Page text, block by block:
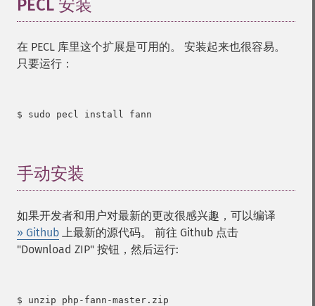
PECL 安装
在 PECL 库里这个扩展是可用的。 安装起来也很容易。
只要运行：
$ sudo pecl install fann
手动安装
如果开发者和用户对最新的更改很感兴趣，可以编译
» Github 上最新的源代码。 前往 Github 点击
"Download ZIP" 按钮，然后运行:
$ unzip php-fann-master.zip